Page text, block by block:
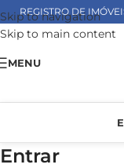
Skip to navigation
Skip to main content
REGISTRO DE
MENU
Entrar